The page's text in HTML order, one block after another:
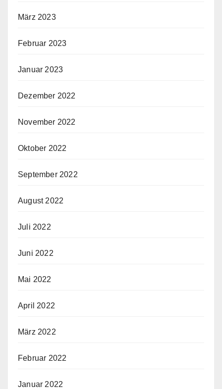
März 2023
Februar 2023
Januar 2023
Dezember 2022
November 2022
Oktober 2022
September 2022
August 2022
Juli 2022
Juni 2022
Mai 2022
April 2022
März 2022
Februar 2022
Januar 2022